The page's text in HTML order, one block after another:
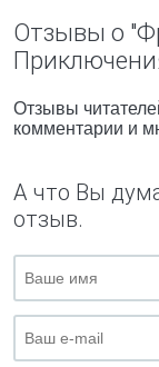
Отзывы о
Отзывы
комментарии и
А что Вы
отзыв.